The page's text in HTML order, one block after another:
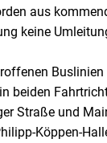
aus
keine
beiden
Straße und
Köppen-